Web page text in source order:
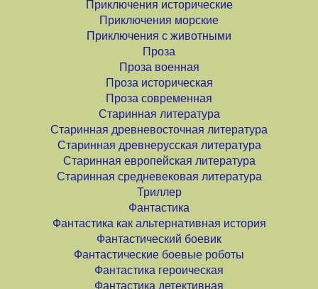
Приключения исторические
Приключения морские
Приключения с животными
Проза
Проза военная
Проза историческая
Проза современная
Старинная литература
Старинная древневосточная литература
Старинная древнерусская литература
Старинная европейская литература
Старинная средневековая литература
Триллер
Фантастика
Фантастика как альтернативная история
Фантастический боевик
Фантастические боевые роботы
Фантастика героическая
Фантастика детективная